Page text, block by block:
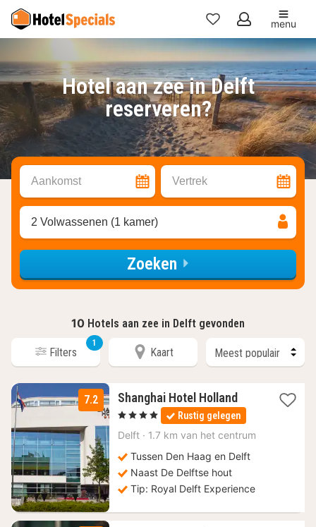
Mijn
favorieten
menu
Hotel aan zee in Delft
reserveren?
Aankomst Vertrek
2 Volwassenen (1 kamer)
Zoeken
10 Hotels aan zee in Delft gevonden
Filters
1
Kaart
7.2 Shanghai Hotel Holland1
nacht
vanaf
94,50
, 4 Sterren Rustig gelegen
Delft · 1.7 km van het centrum
Tussen Den Haag en Delft
Naast De Delftse hout
Tip: Royal Delft Experience